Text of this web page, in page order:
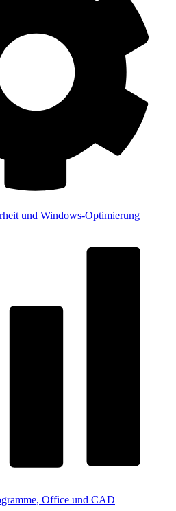
und Windows-Optimierung
Office und CAD